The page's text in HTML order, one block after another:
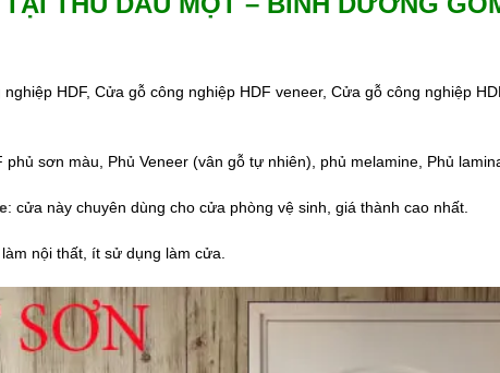
nghiệp HDF, Cửa gỗ công nghiệp HDF veneer, Cửa gỗ công nghiệp
phủ sơn màu, Phủ Veneer (vân gỗ tự nhiên), phủ melamine, Phủ
: cửa này chuyên dùng cho cửa phòng vệ sinh, giá thành cao nhất.
nội thất, ít sử dụng làm cửa.